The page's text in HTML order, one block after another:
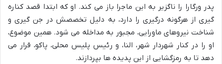
پدر ورگارا را ناگزیر به این ماجرا باز می کند. او که ابتدا قصد کناره
گیری از هرگونه درگیری را دارد، به دلیل تخصصش در جن گیری و
شناخت نیروهای ماورایی، مجبور به مداخله می شود. همین موضوع،
او را در کنار شهردار شهر، النا، و رئیس پلیس محلی، پاکو، قرار می
دهد تا به رمزگشایی از این پدیده ها بپردازند.